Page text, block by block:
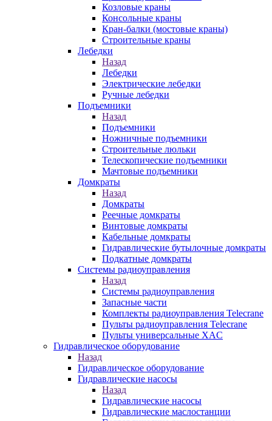
Козловые краны
Консольные краны
Кран-балки (мостовые краны)
Строительные краны
Лебедки
Назад
Лебедки
Электрические лебедки
Ручные лебедки
Подъемники
Назад
Подъемники
Ножничные подъемники
Строительные люльки
Телескопические подъемники
Мачтовые подъемники
Домкраты
Назад
Домкраты
Реечные домкраты
Винтовые домкраты
Кабельные домкраты
Гидравлические бутылочные домкраты
Подкатные домкраты
Системы радиоуправления
Назад
Системы радиоуправления
Запасные части
Комплекты радиоуправления Telecrane
Пульты радиоуправления Telecrane
Пульты универсальные XAC
Гидравлическое оборудование
Назад
Гидравлическое оборудование
Гидравлические насосы
Назад
Гидравлические насосы
Гидравлические маслостанции